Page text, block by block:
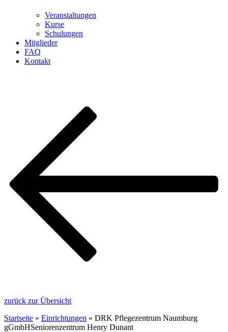
Veranstaltungen
Kurse
Schulungen
Mitglieder
FAQ
Kontakt
zurück zur Übersicht
Startseite » Einrichtungen » DRK Pflegezentrum Naumburg
gGmbHSeniorenzentrum Henry Dunant